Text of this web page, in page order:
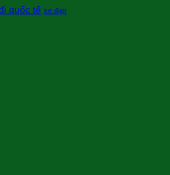
quốc tế xe đạp